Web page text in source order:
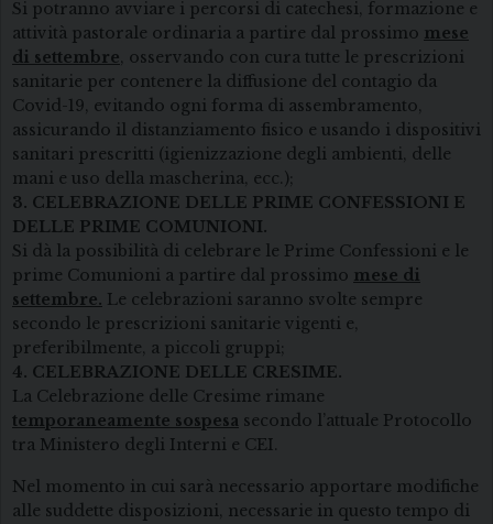
Si potranno avviare i percorsi di catechesi, formazione e
attività pastorale ordinaria a partire dal prossimo mese
di settembre, osservando con cura tutte le prescrizioni
sanitarie per contenere la diffusione del contagio da
Covid-19, evitando ogni forma di assembramento,
assicurando il distanziamento fisico e usando i dispositivi
sanitari prescritti (igienizzazione degli ambienti, delle
mani e uso della mascherina, ecc.);
3. CELEBRAZIONE DELLE PRIME CONFESSIONI E
DELLE PRIME COMUNIONI.
Si dà la possibilità di celebrare le Prime Confessioni e le
prime Comunioni a partire dal prossimo mese di
settembre. Le celebrazioni saranno svolte sempre
secondo le prescrizioni sanitarie vigenti e,
preferibilmente, a piccoli gruppi;
4. CELEBRAZIONE DELLE CRESIME.
La Celebrazione delle Cresime rimane
temporaneamente sospesa secondo l’attuale Protocollo
tra Ministero degli Interni e CEI.
Nel momento in cui sarà necessario apportare modifiche
alle suddette disposizioni, necessarie in questo tempo di